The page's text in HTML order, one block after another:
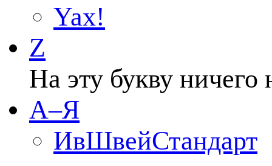
Yax!
Z
На эту букву ничего
А–Я
ИвШвейСтандарт